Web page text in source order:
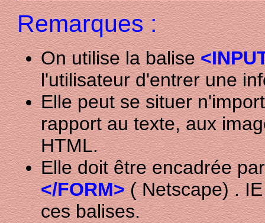
Remarques :
On utilise la balise
l'utilisateur d'entrer une
Elle peut se situer
rapport au texte, aux
HTML.
Elle doit être encadrée
</FORM>( Netscape) .
ces balises.